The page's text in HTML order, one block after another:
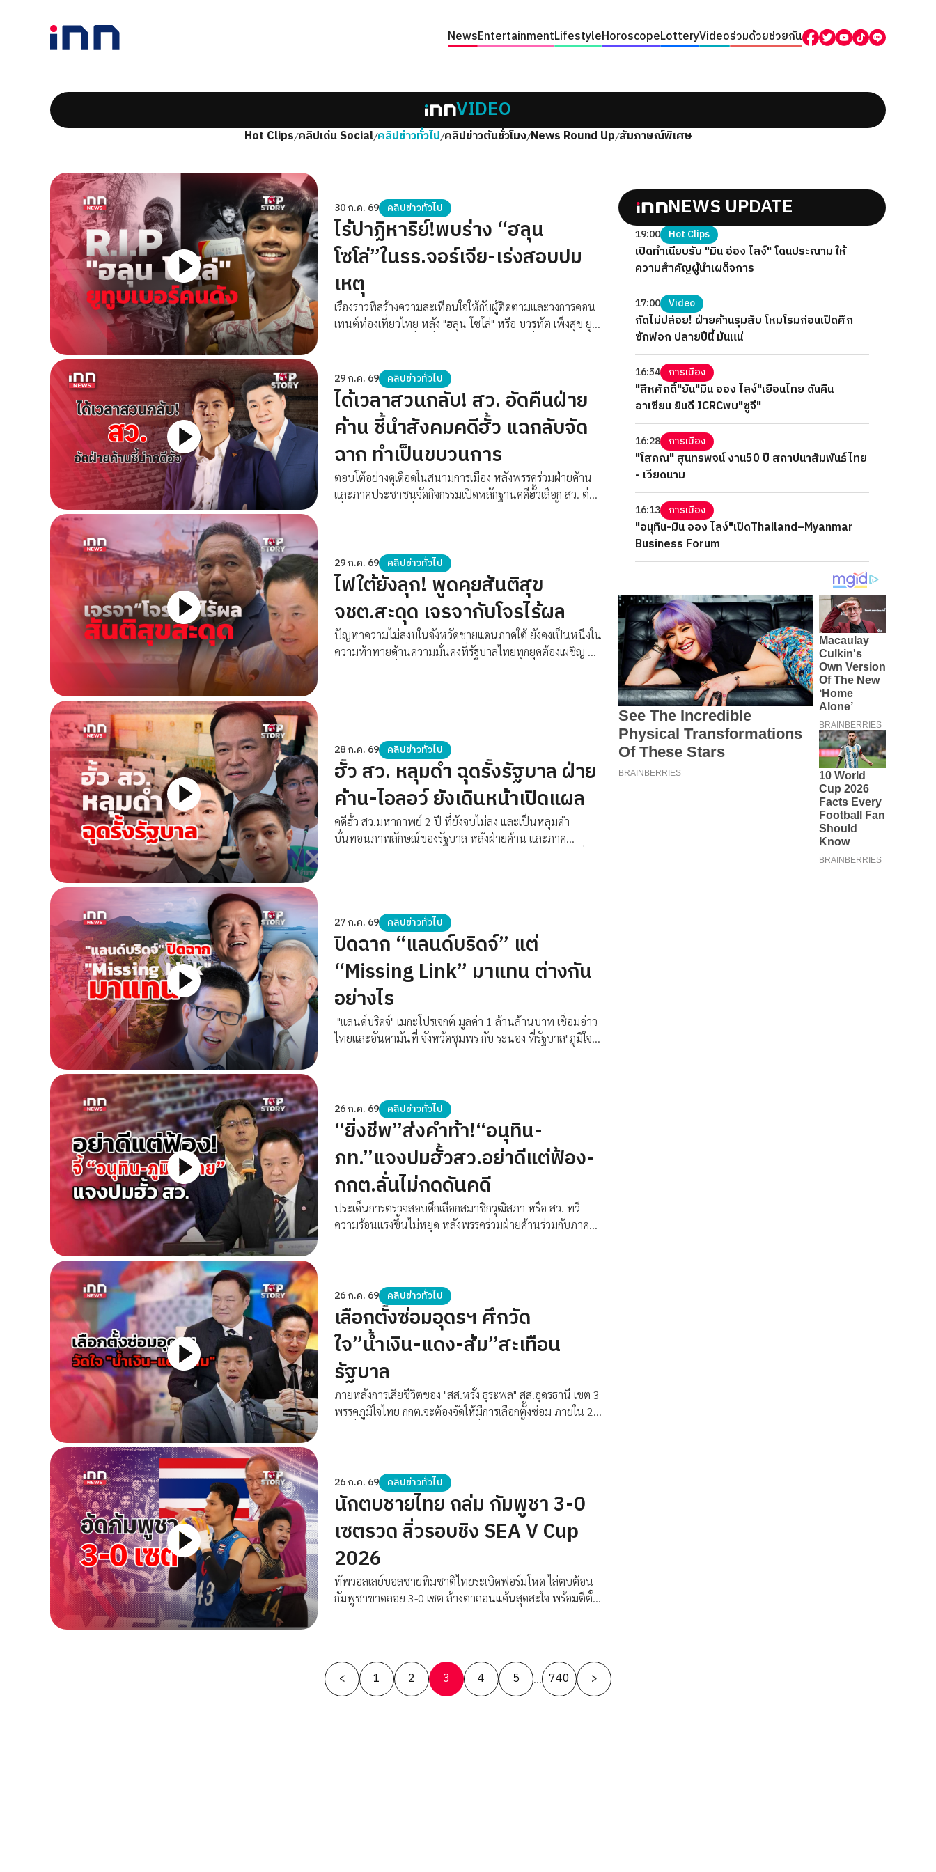
NewsEntertainmentLifestyleHoroscopeLotteryVideoร่วมด้วยช่วยกัน
VIDEO
Hot Clips/คลิปเด่น Social/คลิปข่าวทั่วไป/คลิปข่าวต้นชั่วโมง/News Round Up/สัมภาษณ์พิเศษ
30 ก.ค. 69 คลิปข่าวทั่วไป
ไร้ปาฏิหาริย์!พบร่าง “ฮลุน
โซโล่”ในรร.จอร์เจีย-เร่งสอบปม
เหตุ
เรื่องราวที่สร้างความสะเทือนใจให้กับผู้ติดตามและวงการคอน
เทนต์ท่องเที่ยวไทย หลัง "ฮลุน โซโล่" หรือ บวรทัต เพ็งสุข ยู
ทบิลิซี ประเทศจอร์เจีย หลังขาดการติดต่อกับครอบครัวนาน
กว่าสองสัปดาห์
29 ก.ค. 69 คลิปข่าวทั่วไป
ได้เวลาสวนกลับ! สว. อัดคืนฝ่าย
ค้าน ชี้นำสังคมคดีฮั้ว แฉกลับจัด
ฉาก ทำเป็นขบวนการ
ตอบโต้อย่างดุเดือดในสนามการเมือง หลังพรรคร่วมฝ่ายค้าน
และภาคประชาชนจัดกิจกรรมเปิดหลักฐานคดีฮั้วเลือก สว. ต่อ
อาจได้มาโดยไม่ชอบ และเข้าข่ายทำเป็นขบวนการเพื่อดิส
เครดิต ก่อนเปิด 'ใบเสร็จทางการเมือง' ย้อนถามเรื่องการแต่งตั้ง
ผู้ช่วย สว. ว่าเข้าข่ายผิดมาตรา 77 หรือไม่ ขณะที่ฝ่ายค้านยัง
คงเดินหน้าแฉเส้นทางการเงินในหลายจังหวัดอย่างต่อเนื่อง
29 ก.ค. 69 คลิปข่าวทั่วไป
ไฟใต้ยังลุก! พูดคุยสันติสุข
จชต.สะดุด เจรจากับโจรไร้ผล
ปัญหาความไม่สงบในจังหวัดชายแดนภาคใต้ ยังคงเป็นหนึ่งใน
ความท้าทายด้านความมั่นคงที่รัฐบาลไทยทุกยุคต้องเผชิญ แม้
28 ก.ค. 69 คลิปข่าวทั่วไป
ฮั้ว สว. หลุมดำ ฉุดรั้งรัฐบาล ฝ่าย
ค้าน-ไอลอว์ ยังเดินหน้าเปิดแผล
คดีฮั้ว สว.มหากาพย์ 2 ปี ที่ยังจบไม่ลง และเป็นหลุมดำ
บั่นทอนภาพลักษณ์ของรัฐบาล หลังฝ่ายค้าน และภาค
ระยะได้นานกว่ากัน
27 ก.ค. 69 คลิปข่าวทั่วไป
ปิดฉาก “แลนด์บริดจ์” แต่
“Missing Link” มาแทน ต่างกัน
อย่างไร
"แลนด์บริดจ์" เมกะโปรเจกต์ มูลค่า 1 ล้านล้านบาท เชื่อมอ่าว
ไทยและอันดามันที่ จังหวัดชุมพร กับ ระนอง ที่รัฐบาล"ภูมิใจ
นิติทัณฑ์ประภาศ"ประเมินว่า "แลนด์บริดจ์"ไม่คุ้มค่าทาง
เศรษฐกิจ มีความเสี่ยงด้านการลงทุน และไม่สอดคล้องกับ
สถานการณ์ปัจจุบัน จึงเสนอให้รัฐบาลยุติโครงการ ปิดฉาก
เมกกะโปรเจกต์ ที่พรรคภูมิใจไทย พยายามขับเคลื่อน และใช้
หาเสียงมาหลายปี แต่จะเปลี่ยนเป็นผลักดันแนวคิด "Missing
Link"หรือการเติมเต็มโครงข่ายคมนาคมและโลจิสติกส์ที่ยังขาด
แทน
26 ก.ค. 69 คลิปข่าวทั่วไป
“ยิ่งชีพ”ส่งคำท้า!“อนุทิน-
ภท.”แจงปมฮั้วสว.อย่าดีแต่ฟ้อง-
กกต.ลั่นไม่กดดันคดี
ประเด็นการตรวจสอบศึกเลือกสมาชิกวุฒิสภา หรือ สว. ทวี
ความร้อนแรงขึ้นไม่หยุด หลังพรรคร่วมฝ่ายค้านร่วมกับภาค
วีรกูล” นายกรัฐมนตรี และพรรคภูมิใจไทย ให้เร่งออกมาชี้แจง
ข้อเท็จจริงต่อสาธารณะ ระบุว่า “อย่าดีแต่ฟ้อง” ขณะที่ กกต.
ยืนยันไม่กดดัน พร้อมเดินหน้าพิจารณาสำนวนตามพยาน
หลักฐานและกฎหมาย คาดว่า รู้ผลภายในเดือนสิงหาคมนี้
26 ก.ค. 69 คลิปข่าวทั่วไป
เลือกตั้งซ่อมอุดรฯ ศึกวัด
ใจ”น้ำเงิน-แดง-ส้ม”สะเทือน
รัฐบาล
ภายหลังการเสียชีวิตของ "สส.หรั่ง ธุระพล" สส.อุดรธานี เขต 3
พรรคภูมิใจไทย กกต.จะต้องจัดให้มีการเลือกตั้งซ่อม ภายใน 25
"ไทยช่วยไทยพลัส 60/40 และ บัตรสวัสดิการแห่งรัฐ" จนชาว
บ้านน้ำตาไหล อาจทำให้ศึกเลือกตั้งซ่อม กลายเป็นสังเวียน วัด
กระแส เช็คเรตติ้งของรัฐบาลไปในตัว
26 ก.ค. 69 คลิปข่าวทั่วไป
นักตบชายไทย ถล่ม กัมพูชา 3-0
เซตรวด ลิ่วรอบชิง SEA V Cup
2026
ทัพวอลเลย์บอลชายทีมชาติไทยระเบิดฟอร์มโหด ไล่ตบต้อน
กัมพูชาขาดลอย 3-0 เซต ล้างตาถอนแค้นสุดสะใจ พร้อมตีตั๋ว
NEWS UPDATE
19:00 Hot Clips
เปิดทำเนียบรับ "มิน อ่อง ไลง์" โดนประณาม ให้
ความสำคัญผู้นำเผด็จการ
17:00 Video
กัดไม่ปล่อย! ฝ่ายค้านรุมสับ โหมโรมก่อนเปิดศึก
ซักฟอก ปลายปีนี้ มันแน่
16:54 การเมือง
"สีหศักดิ์"ยัน"มิน ออง ไลง์"เยือนไทย ดันคืน
อาเซียน ยินดี ICRCพบ"ซูจี"
16:28 การเมือง
"โสภณ" สุนทรพจน์ งาน50 ปี สถาปนาสัมพันธ์ไทย
- เวียดนาม
16:13 การเมือง
"อนุทิน-มิน ออง ไลง์"เปิดThailand–Myanmar
Business Forum
Posts
pagination
< 1 2 3 4 5 … 740 >